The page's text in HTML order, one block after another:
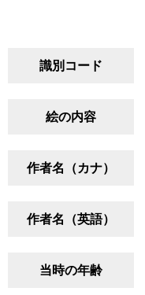
識別コード
絵の内容
作者名（カナ）
作者名（英語）
当時の年齢